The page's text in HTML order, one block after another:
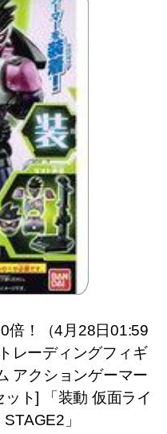
倍！（4月28日01:59
レーディングフィギ
アクションゲーマー
ト] 「装動 仮面ライ
」